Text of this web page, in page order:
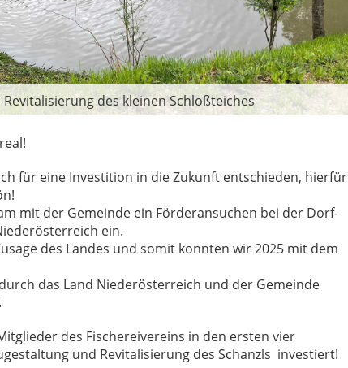
des kleinen Schloßteiches
für eine Investition in die Zukunft entschieden, hierfür
mit der Gemeinde ein Förderansuchen bei der Dorf-
ein.
des Landes und somit konnten wir 2025 mit dem
das Land Niederösterreich und der Gemeinde
des Fischereivereins in den ersten vier
und Revitalisierung des Schanzls investiert!